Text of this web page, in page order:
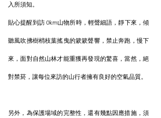
入所須知。
貼心提醒到訪 0km山物所時，輕聲細語，靜下來，傾
聽風吹拂樹梢枝葉搖曳的簌簌聲響，禁止奔跑，慢下
來，面對自然山林才能重獲再發現的驚喜，當然，絕
對禁菸，讓每位來訪的山行者擁有良好的空氣品質。
另外，為保護場域的完整性，還有幾點因應措施，須